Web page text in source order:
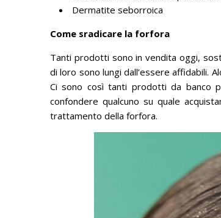
Dermatite seborroica
Come sradicare la forfora
Tanti prodotti sono in vendita oggi,
di loro sono lungi dall’essere affidabili.
Ci sono così tanti prodotti da banco
confondere qualcuno su quale
trattamento della forfora.